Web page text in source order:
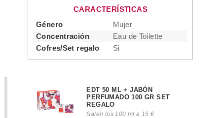
CARACTERÍSTICAS
Género
Mujer
Concentración
Eau de Toilette
Cofres/Set regalo
Si
EDT 50 ML + JABÓN
PERFUMADO 100 GR SET
REGALO
Salen los 100 ml a 15 €